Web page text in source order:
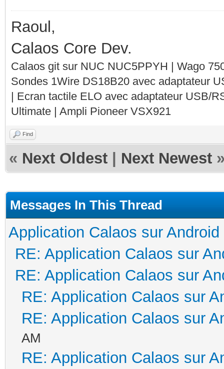
Raoul,
Calaos Core Dev.
Calaos git sur NUC NUC5PPYH | Wago
Sondes 1Wire DS18B20 avec adaptateur
| Ecran tactile ELO avec adaptateur USB/
Ultimate | Ampli Pioneer VSX921
Find
« Next Oldest Next Newest
Messages In This Thread
Application Calaos sur Android
RE: Application Calaos sur
RE: Application Calaos sur
RE: Application Calaos sur
RE: Application Calaos sur
AM
RE: Application Calaos sur